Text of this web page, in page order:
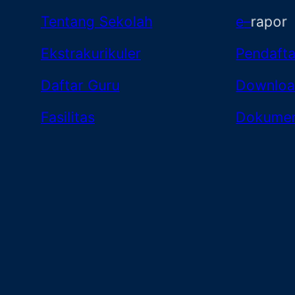
Tentang Sekolah
Ekstrakurikuler
Daftar Guru
Fasilitas
e–rapor